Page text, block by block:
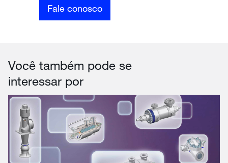
Fale conosco
Você também pode se
interessar por